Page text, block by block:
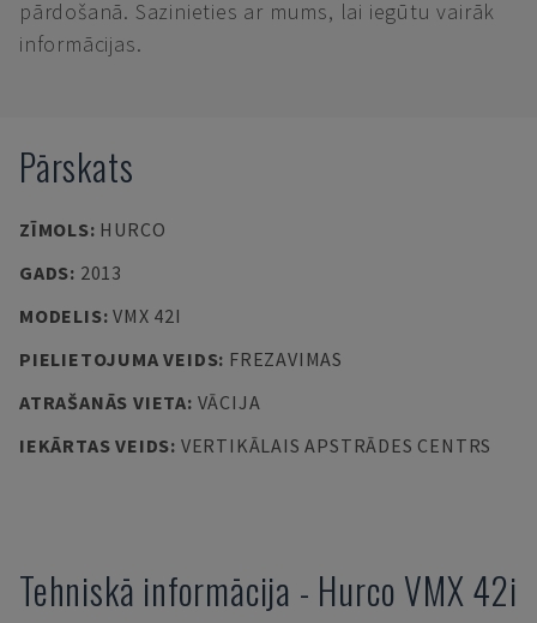
pārdošanā. Sazinieties ar mums, lai iegūtu vairāk
informācijas.
Pārskats
ZĪMOLS: HURCO
GADS: 2013
MODELIS:VMX 42I
PIELIETOJUMA VEIDS: FREZAVIMAS
ATRAŠANĀS VIETA: VĀCIJA
IEKĀRTAS VEIDS: VERTIKĀLAIS APSTRĀDES CENTRS
Tehniskā informācija - Hurco VMX 42i